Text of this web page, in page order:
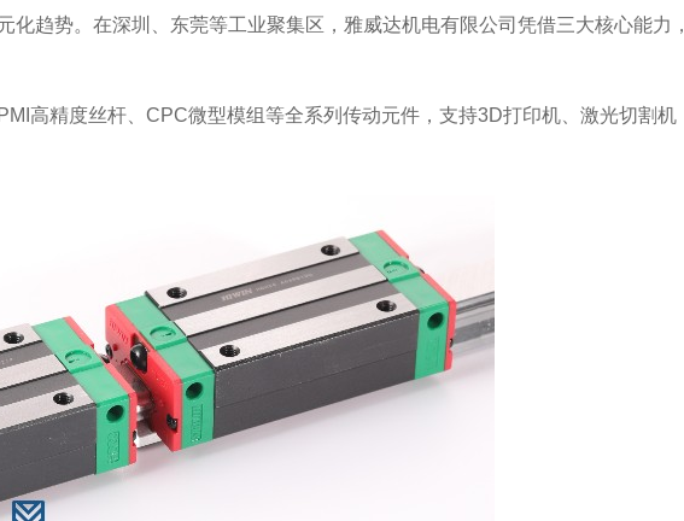
趋势。在深圳、东莞等工业聚集区，雅威达机电有限公司凭借三大核心能力，
高精度丝杆、CPC微型模组等全系列传动元件，支持3D打印机、激光切割机